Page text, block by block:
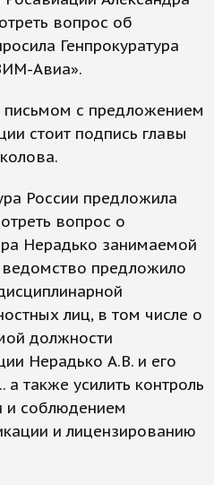
вопрос об
Генпрокуратура
Авиа».
письмом с предложением
стоит подпись главы
России предложила
вопрос о
Нерадько занимаемой
предложило
лиц, в том числе о
должности
Нерадько А.В. и его
также усилить контроль
и соблюдением
и лицензированию